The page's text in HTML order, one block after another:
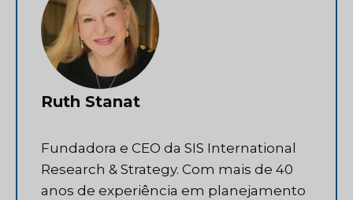
Ruth Stanat
Fundadora e CEO da SIS International
Research & Strategy. Com mais de 40
anos de experiência em planejamento